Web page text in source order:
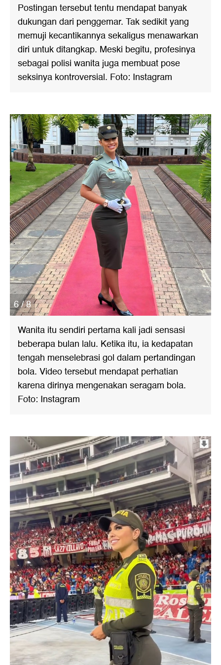
Postingan tersebut tentu mendapat banyak
dukungan dari penggemar. Tak sedikit yang
memuji kecantikannya sekaligus menawarkan
diri untuk ditangkap. Meski begitu, profesinya
sebagai polisi wanita juga membuat pose
seksinya kontroversial. Foto: Instagram
6 / 8
Wanita itu sendiri pertama kali jadi sensasi
beberapa bulan lalu. Ketika itu, ia kedapatan
tengah menselebrasi gol dalam pertandingan
bola. Video tersebut mendapat perhatian
karena dirinya mengenakan seragam bola.
Foto: Instagram